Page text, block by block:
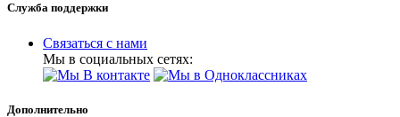
Служба поддержки
Связаться с нами
Мы в социальных сетях:
Дополнительно